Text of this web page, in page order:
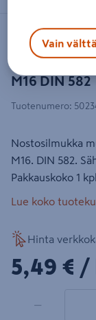
M16 DIN 582
HAKLIFT
Tuotenumero:
Nostosilmukka
M16. DIN 582.
Pakkauskoko 1 kpl
Lue koko
Hinta
5,49€/
5,49 € /
−
Vain